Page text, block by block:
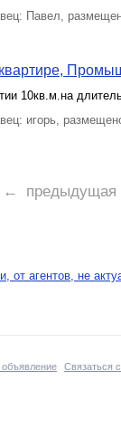
Павел,
10кв.м.на
игорь,
← предыдущая
от агентов, не
объявление Связаться